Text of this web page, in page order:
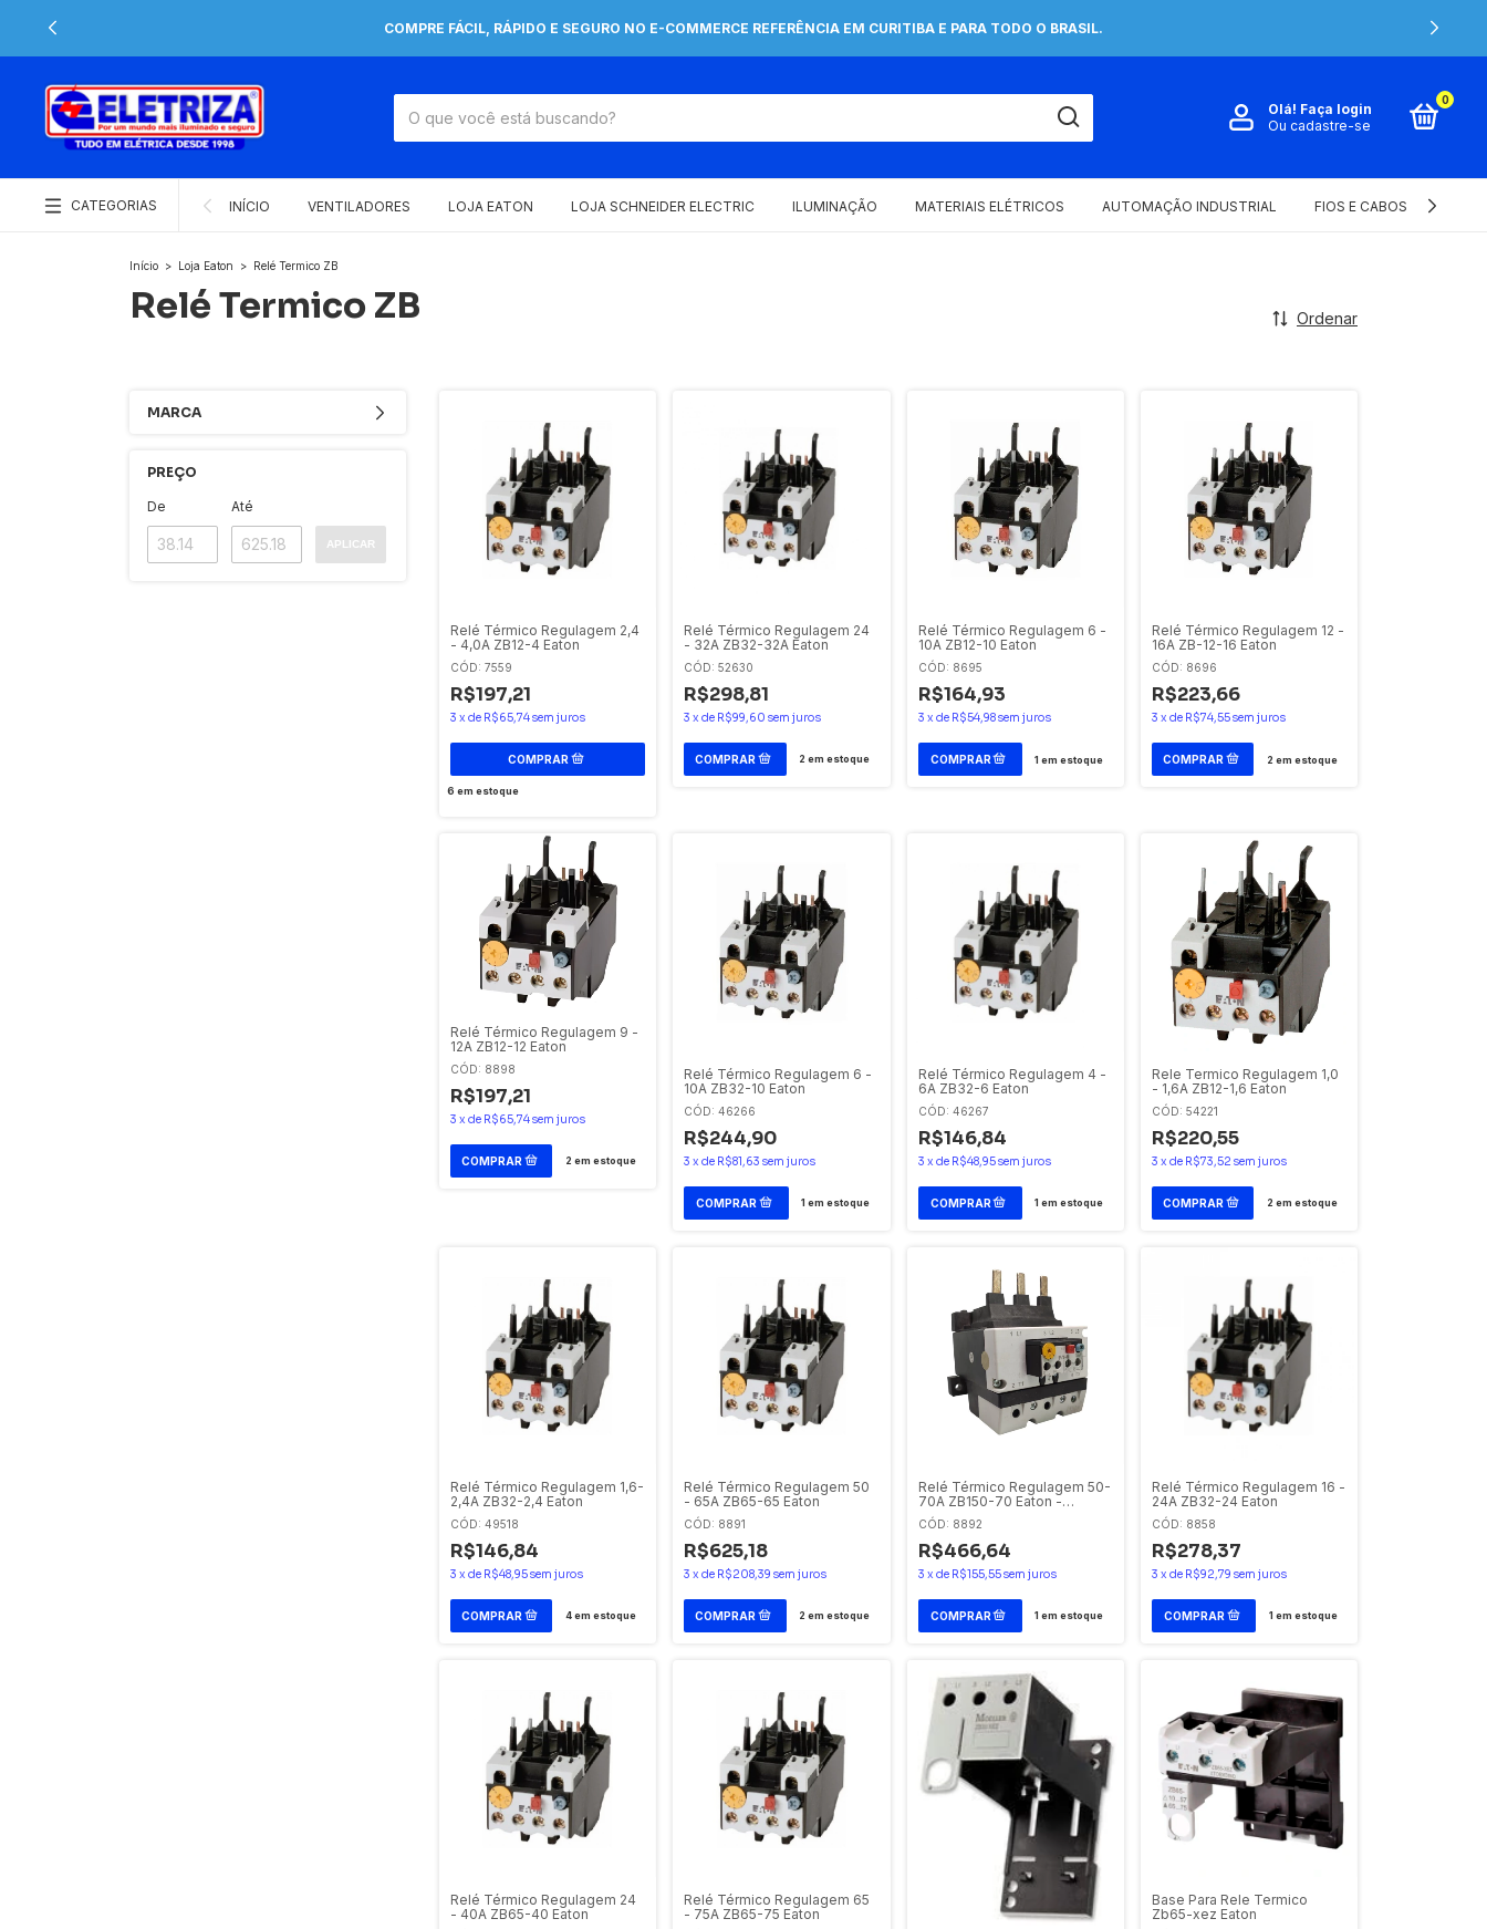
COMPRE FÁCIL, RÁPIDO E SEGURO NO E-COMMERCE REFERÊNCIA EM CURITIBA E PARA TODO O BRASIL.
Olá! Faça login
Ou cadastre-se
0
CATEGORIAS INÍCIO VENTILADORES LOJA EATON LOJA SCHNEIDER ELECTRIC ILUMINAÇÃO MATERIAIS ELÉTRICOS AUTOMAÇÃO INDUSTRIAL FIOS E CABOS ELÉTRICOS
Início > Loja Eaton > Relé Termico ZB
Relé Termico ZB Ordenar
MARCA
PREÇO
De Até
APLICAR
Relé Térmico Regulagem 2,4
- 4,0A ZB12-4 Eaton
CÓD: 7559
R$197,21
3 x de R$65,74sem juros
6 em estoque
Relé Térmico Regulagem 24
- 32A ZB32-32A Eaton
CÓD: 52630
R$298,81
3 xde R$99,60 sem juros
2 em estoque
Relé Térmico Regulagem 6 -
10A ZB12-10 Eaton
CÓD: 8695
R$164,93
3 x de R$54,98sem juros
1 em estoque
Relé Térmico Regulagem 12 -
16A ZB-12-16 Eaton
CÓD: 8696
R$223,66
3 x de R$74,55sem juros
2 em estoque
Relé Térmico Regulagem 9 -
12A ZB12-12 Eaton
CÓD: 8898
R$197,21
3 x de R$65,74sem juros
2 em estoque
Relé Térmico Regulagem 6 -
10A ZB32-10 Eaton
CÓD: 46266
R$244,90
3 xde R$81,63 sem juros
1 em estoque
Relé Térmico Regulagem 4 -
6A ZB32-6 Eaton
CÓD: 46267
R$146,84
3 x de R$48,95sem juros
1 em estoque
Rele Termico Regulagem 1,0
- 1,6A ZB12-1,6 Eaton
CÓD: 54221
R$220,55
3 x de R$73,52 sem juros
2 em estoque
Relé Térmico Regulagem 1,6-
2,4A ZB32-2,4 Eaton
CÓD: 49518
R$146,84
3 x de R$48,95sem juros
4em estoque
Relé Térmico Regulagem 50
- 65A ZB65-65 Eaton
CÓD: 8891
R$625,18
3 xde R$208,39 sem juros
2 em estoque
Relé Térmico Regulagem 50-
70A ZB150-70 Eaton -
Moeller
CÓD: 8892
R$466,64
3 x de R$155,55sem juros
1 em estoque
Relé Térmico Regulagem 16 -
24A ZB32-24 Eaton
CÓD: 8858
R$278,37
3 x de R$92,79 sem juros
1 em estoque
Relé Térmico Regulagem 24
- 40A ZB65-40 Eaton
Relé Térmico Regulagem 65
- 75A ZB65-75 Eaton
Base Para Rele Termico
Zb65-xez Eaton